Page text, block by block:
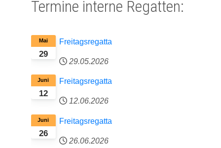
Termine interne Regatten:
29
Mai Freitagsregatta
29.05.2026
12
Juni Freitagsregatta
12.06.2026
26
Juni Freitagsregatta
26.06.2026